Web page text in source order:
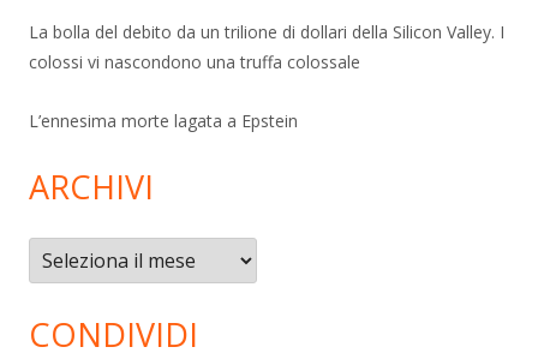
La bolla del debito da un trilione di dollari della Silicon Valley. I
colossi vi nascondono una truffa colossale
L’ennesima morte lagata a Epstein
ARCHIVI
Archivi
CONDIVIDI